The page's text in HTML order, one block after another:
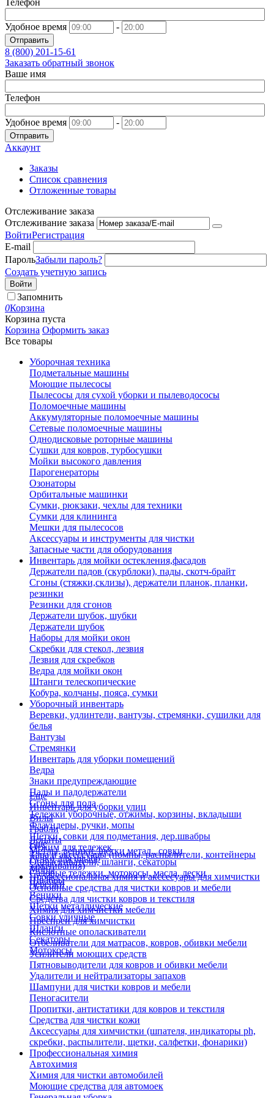
Телефон
Удобное время -
Отправить
8 (800) 201-15-61
Заказать обратный звонок
Ваше имя
Телефон
Удобное время -
Отправить
Аккаунт
Заказы
Список сравнения
Отложенные товары
Отслеживание заказа
Отслеживание заказа
ВойтиРегистрация
E-mail
ПарольЗабыли пароль?
Создать учетную запись
Войти
Запомнить
0Корзина
Корзина пуста
Корзина Оформить заказ
Все товары
Уборочная техника
Подметальные машины
Моющие пылесосы
Пылесосы для сухой уборки и пылеводососы
Поломоечные машины
Аккумуляторные поломоечные машины
Сетевые поломоечные машины
Однодисковые роторные машины
Сушки для ковров, турбосушки
Мойки высокого давления
Парогенераторы
Озонаторы
Орбитальные машинки
Сумки, рюкзаки, чехлы для техники
Сумки для клининга
Мешки для пылесосов
Аксессуары и инструменты для чистки
Запасные части для оборудования
Инвентарь для мойки остекления,фасадов
Держатели падов (скурблоки), пады, скотч-брайт
Сгоны (стяжки,склизы), держатели планок, планки,
резинки
Резинки для сгонов
Держатели шубок, шубки
Держатели шубок
Наборы для мойки окон
Скребки для стекол, лезвия
Лезвия для скребков
Ведра для мойки окон
Штанги телескопические
Кобура, колчаны, пояса, сумки
Уборочный инвентарь
Веревки, удлинтели, вантузы, стремянки, сушилки для
белья
Вантузы
Стремянки
Инвентарь для уборки помещений
Ведра
Знаки предупреждающие
Пады и падодержатели
Сгоны для пола
Тележки уборочные, отжимы, корзины, вкладыши
Флаундеры, ручки, мопы
Щетки, совки для подметания, дер.швабры
Отжим для тележек
Ручки для швабр
Мопы
Швабры
Еще
Инвентарь для уборки улиц
Вилы
Грабли
Лопаты
Метлы, веники, щетки метал., совки
Опрыскиватели, шланги, секаторы
Садовые тележки, мотокосы, масла, лески
Черенки
Веники
Щетки металлические
Совки уличные
Шланги
Секаторы
Мотокосы
Еще
Тара и аксессуары (помпы, распылители, контейнеры
замачивания)
Профессиональная химия и акссесуары для химчистки
Основные средства для чистки ковров и мебели
Средства для чистки ковров и текстиля
Химия для химчистки мебели
Преспреи для химчистки
Кислотные ополаскиватели
Отбеливатели для матрасов, ковров, обивки мебели
Усилители моющих средств
Пятновыводители для ковров и обивки мебели
Удалители и нейтрализаторы запахов
Шампуни для чистки ковров и мебели
Пеногасители
Пропитки, антистатики для ковров и текстиля
Средства для чистки кожи
Аксессуары для химчистки (шпателя, индикаторы ph,
скребки, распылители, щетки, салфетки, фонарики)
Профессиональная химия
Автохимия
Химия для чистки автомобилей
Моющие средства для автомоек